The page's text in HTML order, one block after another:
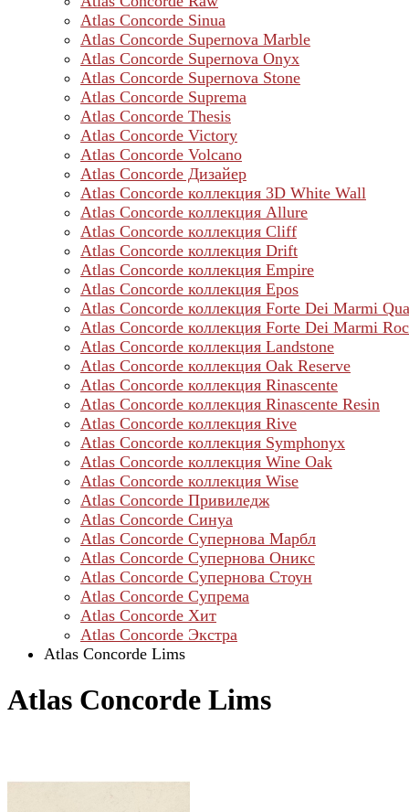
Atlas Concorde Sinua
Atlas Concorde Supernova Marble
Atlas Concorde Supernova Onyx
Atlas Concorde Supernova Stone
Atlas Concorde Suprema
Atlas Concorde Thesis
Atlas Concorde Victory
Atlas Concorde Volcano
Atlas Concorde Дизайер
Atlas Concorde коллекция 3D White Wall
Atlas Concorde коллекция Allure
Atlas Concorde коллекция Cliff
Atlas Concorde коллекция Drift
Atlas Concorde коллекция Empire
Atlas Concorde коллекция Epos
Atlas Concorde коллекция Forte Dei Marmi
Atlas Concorde коллекция Forte Dei Marmi
Atlas Concorde коллекция Landstone
Atlas Concorde коллекция Oak Reserve
Atlas Concorde коллекция Rinascente
Atlas Concorde коллекция Rinascente Resin
Atlas Concorde коллекция Rive
Atlas Concorde коллекция Symphonyx
Atlas Concorde коллекция Wine Oak
Atlas Concorde коллекция Wise
Atlas Concorde Привиледж
Atlas Concorde Синуа
Atlas Concorde Супернова Марбл
Atlas Concorde Супернова Оникс
Atlas Concorde Супернова Стоун
Atlas Concorde Супрема
Atlas Concorde Хит
Atlas Concorde Экстра
Atlas Concorde Lims
Atlas Concorde Lims